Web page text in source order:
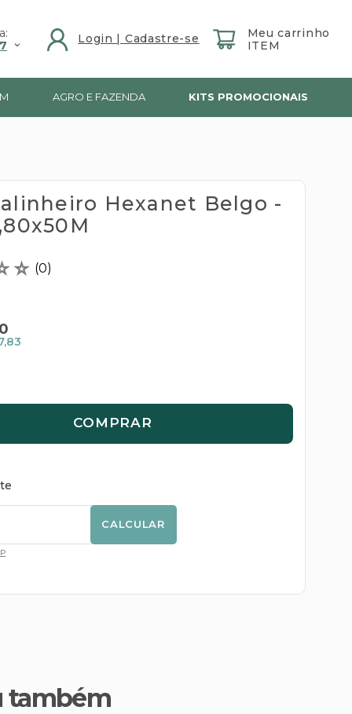
AGRO E FAZENDA KITS PROMOCIONAIS
Hexanet Belgo -
☆ (0)
COMPRAR
CALCULAR
também